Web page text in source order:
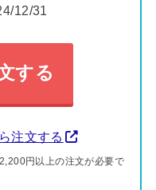
12/31
する
注文する
円以上の注文が必要で